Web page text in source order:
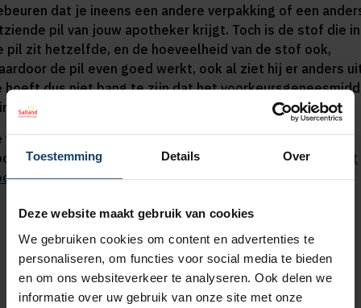
Toestemming Details Over
Deze website maakt gebruik van cookies
We gebruiken cookies om content en advertenties te
personaliseren, om functies voor social media te bieden
en om ons websiteverkeer te analyseren. Ook delen we
informatie over uw gebruik van onze site met onze
dat je ineens een andere verpakking of een
pil van jouw apotheker krijgt. Toch is de stof die in
pil zit hetzelfde, en de hoeveelheid van de stof ook,
de pil even goed werkt, ook al ziet hij er anders
hoeft dus niet bang te zijn dat het
goed is.
vindt de geneesmiddelen die wij als
aan hebben gewezen op onze
Lijst
.
Lees voor